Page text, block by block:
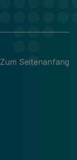
Zum Seitenanfang